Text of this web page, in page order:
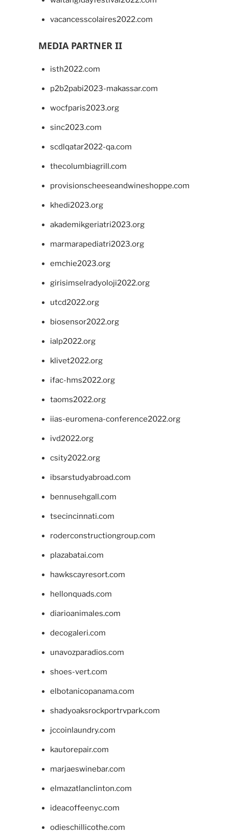
vacancesscolaires2022.com
MEDIA PARTNER II
isth2022.com
p2b2pabi2023-makassar.com
wocfparis2023.org
sinc2023.com
scdlqatar2022-qa.com
thecolumbiagrill.com
provisionscheeseandwineshoppe.com
khedi2023.org
akademikgeriatri2023.org
marmarapediatri2023.org
emchie2023.org
girisimselradyoloji2022.org
utcd2022.org
biosensor2022.org
ialp2022.org
klivet2022.org
ifac-hms2022.org
taoms2022.org
iias-euromena-conference2022.org
ivd2022.org
csity2022.org
ibsarstudyabroad.com
bennusehgall.com
tsecincinnati.com
roderconstructiongroup.com
plazabatai.com
hawkscayresort.com
hellonquads.com
diarioanimales.com
decogaleri.com
unavozparadios.com
shoes-vert.com
elbotanicopanama.com
shadyoaksrockportrvpark.com
jccoinlaundry.com
kautorepair.com
marjaeswinebar.com
elmazatlanclinton.com
ideacoffeenyc.com
odieschillicothe.com